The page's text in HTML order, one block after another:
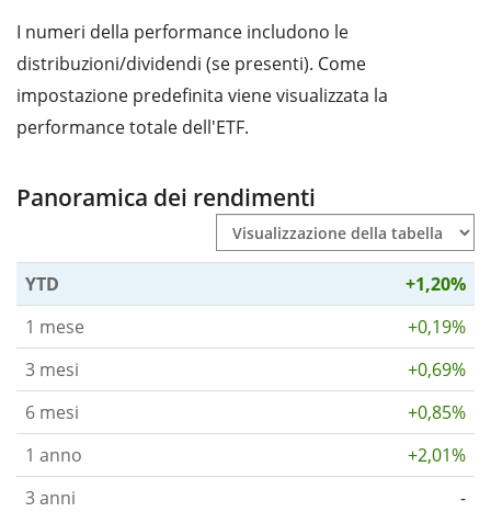
I numeri della performance includono le
distribuzioni/dividendi (se presenti). Come
impostazione predefinita viene visualizzata la
performance totale dell'ETF.
Panoramica dei rendimenti
YTD
+1,20%
1 mese
+0,19%
3 mesi
+0,69%
6 mesi
+0,85%
1 anno
+2,01%
3 anni
-